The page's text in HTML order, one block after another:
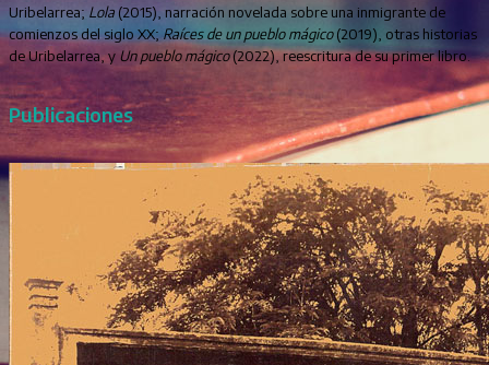
Uribelarrea; Lola (2015), narración novelada sobre una inmigrante de
comienzos del siglo XX; Raíces de un pueblo mágico(2019), otras historias
de Uribelarrea, y Un pueblo mágico(2022), reescritura de su primer libro.
Publicaciones